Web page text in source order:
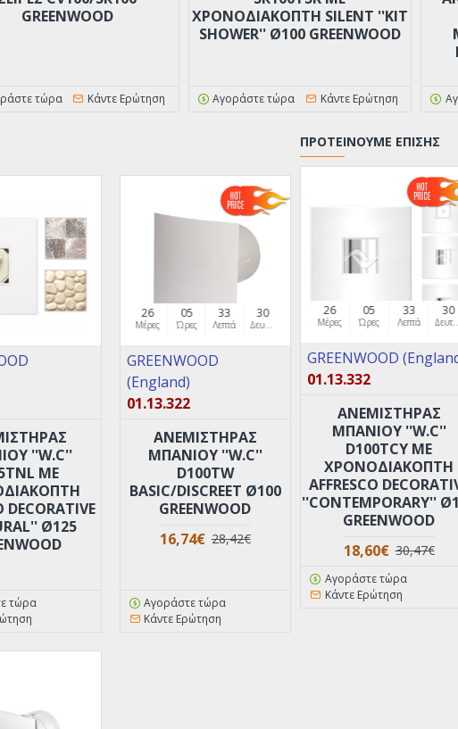
GREENWOOD
τώρα Κάντε Ερώτηση
ΧΡΟΝΟΔΙΑΚΟΠΤΗ SILENT ''ΚΙΤ
SHOWER'' Ø100 GREENWOOD
Αγοράστε τώρα Κάντε Ερώτηση
''W.C''
ΜΕ
DECORATIVE
Ø125
τώρα
26
Μέρες
05
Ώρες
33
Λεπτά
29
Δευτερόλεπτα
GREENWOOD
(England)
01.13.322
ANEMΙΣΤΗΡΑΣ
ΜΠΑΝΙΟΥ ''W.C''
D100TW
BASIC/DISCREET Ø100
GREENWOOD
16,74€ 28,42€
Αγοράστε τώρα
Κάντε Ερώτηση
ΠΡΟΤΕΊΝΟΥΜΕ ΕΠΊΣΗΣ
26
Μέρες
05
Ώρες
33
Λεπτά
29
Δευτερόλεπτα
GREENWOOD
01.13.332
ANEMIΣΤΗΡΑΣ
ΜΠΑΝΙΟΥ ''W.C''
D100TCY ΜΕ
XPOΝΟΔΙΑΚΟΠΤΗ
AFFRESCO
''CONTEMPORARY''
GREENWOOD
18,60€ 30,47€
Αγοράστε τώρα
Κάντε Ερώτηση